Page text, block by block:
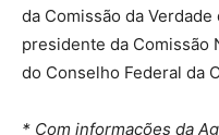
da Comissão da
presidente da Comissão
do Conselho Federal da
* Com informações da